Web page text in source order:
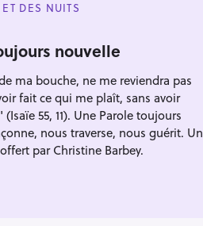
DES NUITS
nouvelle
ma bouche, ne me reviendra pas
fait ce qui me plaît, sans avoir
55, 11). Une Parole toujours
nous traverse, nous guérit. Un
par Christine Barbey.